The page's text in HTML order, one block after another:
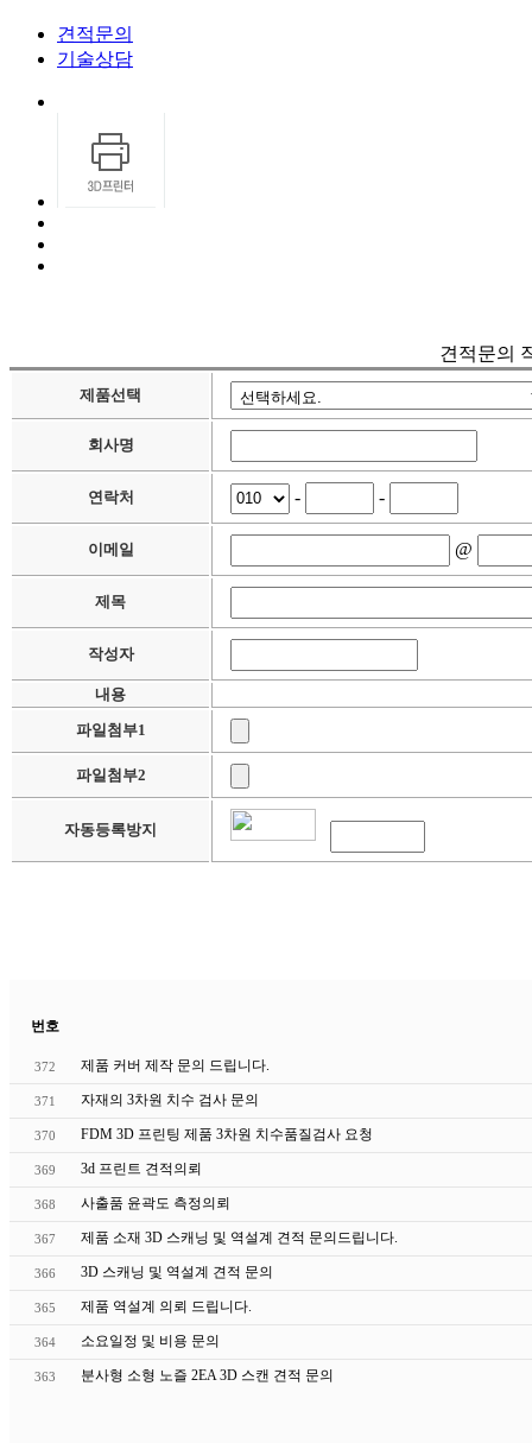
견적문의
기술상담
견적문의
제품선택
회사명
연락처 - -
이메일 @
제목
작성자
내용
파일첨부1
파일첨부2
자동등록방지
번호
372 제품 커버 제작 문의 드립니다.
371 자재의 3차원 치수 검사 문의
370 FDM 3D 프린팅 제품 3차원 치수품질검사 요청
369 3d 프린트 견적의뢰
368 사출품 윤곽도 측정의뢰
367 제품 소재 3D 스캐닝 및 역설계 견적 문의드립니다.
366 3D 스캐닝 및 역설계 견적 문의
365 제품 역설계 의뢰 드립니다.
364 소요일정 및 비용 문의
363 분사형 소형 노즐 2EA 3D 스캔 견적 문의